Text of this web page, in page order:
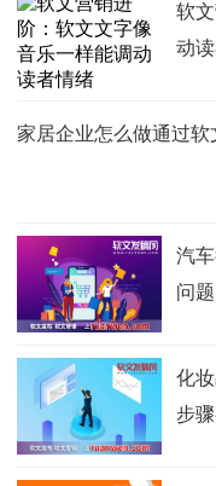
软
动
家居企业怎么做通过软
汽
问题
化
步